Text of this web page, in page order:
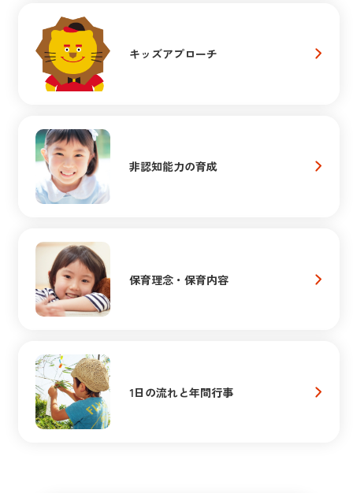
キッズアプローチ
非認知能力の育成
保育理念・保育内容
1日の流れと年間行事